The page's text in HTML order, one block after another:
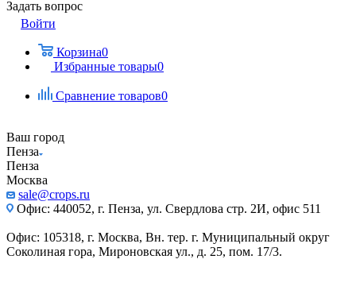
Задать вопрос
Войти
Корзина0
Избранные товары0
Сравнение товаров0
Ваш город
Пенза
Пенза
Москва
sale@crops.ru
Офис: 440052, г. Пенза, ул. Свердлова стр. 2И, офис 511
Офис: 105318, г. Москва, Вн. тер. г. Муниципальный округ
Соколиная гора, Мироновская ул., д. 25, пом. 17/3.